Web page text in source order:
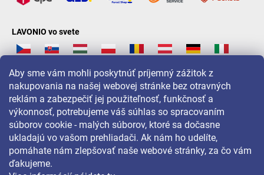
Aby sme vám mohli poskytnúť príjemný zážitok z
nakupovania na našej webovej stránke bez otravných
reklám a zabezpečiť jej použiteľnosť, funkčnosť a
výkonnosť, potrebujeme váš súhlas so spracovaním
súborov cookie - malých súborov, ktoré sa dočasne
ukladajú vo vašom prehliadači. Ak nám ho udelíte,
pomáhate nám zlepšovať naše webové stránky, za čo vám
ďakujeme.
LAVONIO vo svete
Pre akcie, súťaže a zľavy nás sledujte na: